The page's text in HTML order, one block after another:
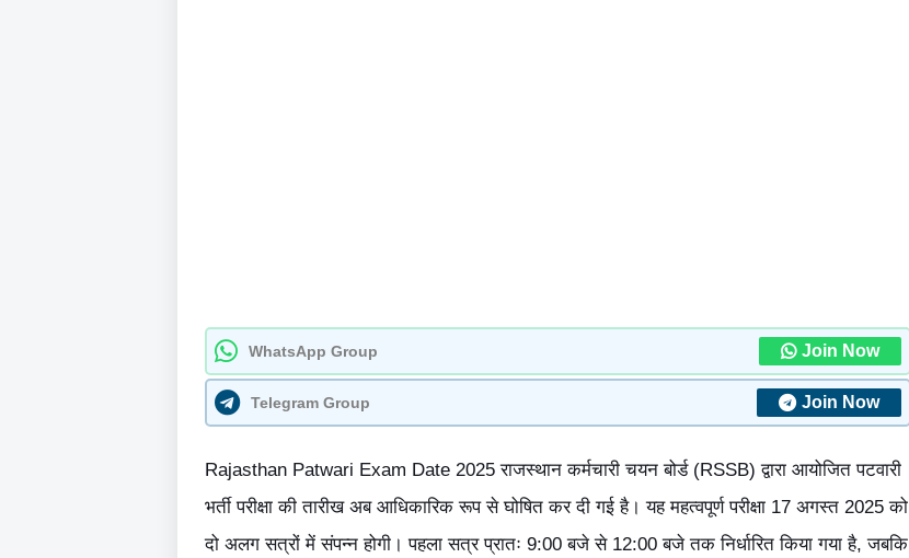
WhatsApp Group Join Now
Telegram Group Join Now
Rajasthan Patwari Exam Date 2025 राजस्थान कर्मचारी चयन बोर्ड (RSSB) द्वारा आयोजित पटवारी
भर्ती परीक्षा की तारीख अब आधिकारिक रूप से घोषित कर दी गई है। यह महत्वपूर्ण परीक्षा 17 अगस्त 2025 को
दो अलग सत्रों में संपन्न होगी। पहला सत्र प्रातः 9:00 बजे से 12:00 बजे तक निर्धारित किया गया है, जबकि